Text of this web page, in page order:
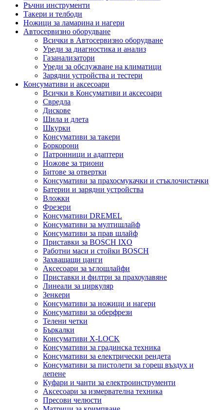
Ръчни инструменти
Такери и телбоди
Ножици за ламарина и нагери
Автосервизно оборудване
Всички в Автосервизно оборудване
Уреди за диагностика и анализ
Газанализатори
Уреди за обслужване на климатици
Зарядни устройства и тестери
Консумативи и аксесоари
Всички в Консумативи и аксесоари
Свредла
Дискове
Шила и длета
Шкурки
Консумативи за такери
Боркорони
Патронници и адаптери
Ножове за триони
Битове за отвертки
Консумативи за прахосмукачки и стъклочистачки
Батерии и зарядни устройства
Вложки
Фрезери
Консумативи DREMEL
Консумативи за мултишлайф
Консумативи за прав шлайф
Приставки за BOSCH IXO
Работни маси и стойки BOSCH
Захващащи цанги
Аксесоари за ъглошлайфи
Приставки и филтри за прахоулавяне
Линеали за циркуляр
Зенкери
Консумативи за ножици и нагери
Консумативи за оберфрези
Телени четки
Бъркалки
Консумативи X-LOCK
Консумативи за градинска техника
Консумативи за електрически рендета
Консумативи за пистолети за горещ въздух и
лепене
Куфари и чанти за електроинструменти
Аксесоари за измервателна техника
Пресови челюсти